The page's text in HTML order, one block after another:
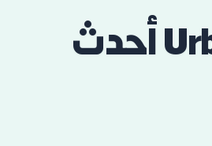
مول أوربن بيزنس لين Urban Business Lane New Cairo أحدث